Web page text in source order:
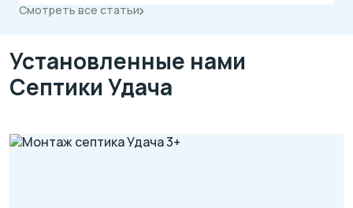
Смотреть все статьи
Установленные нами
Септики Удача